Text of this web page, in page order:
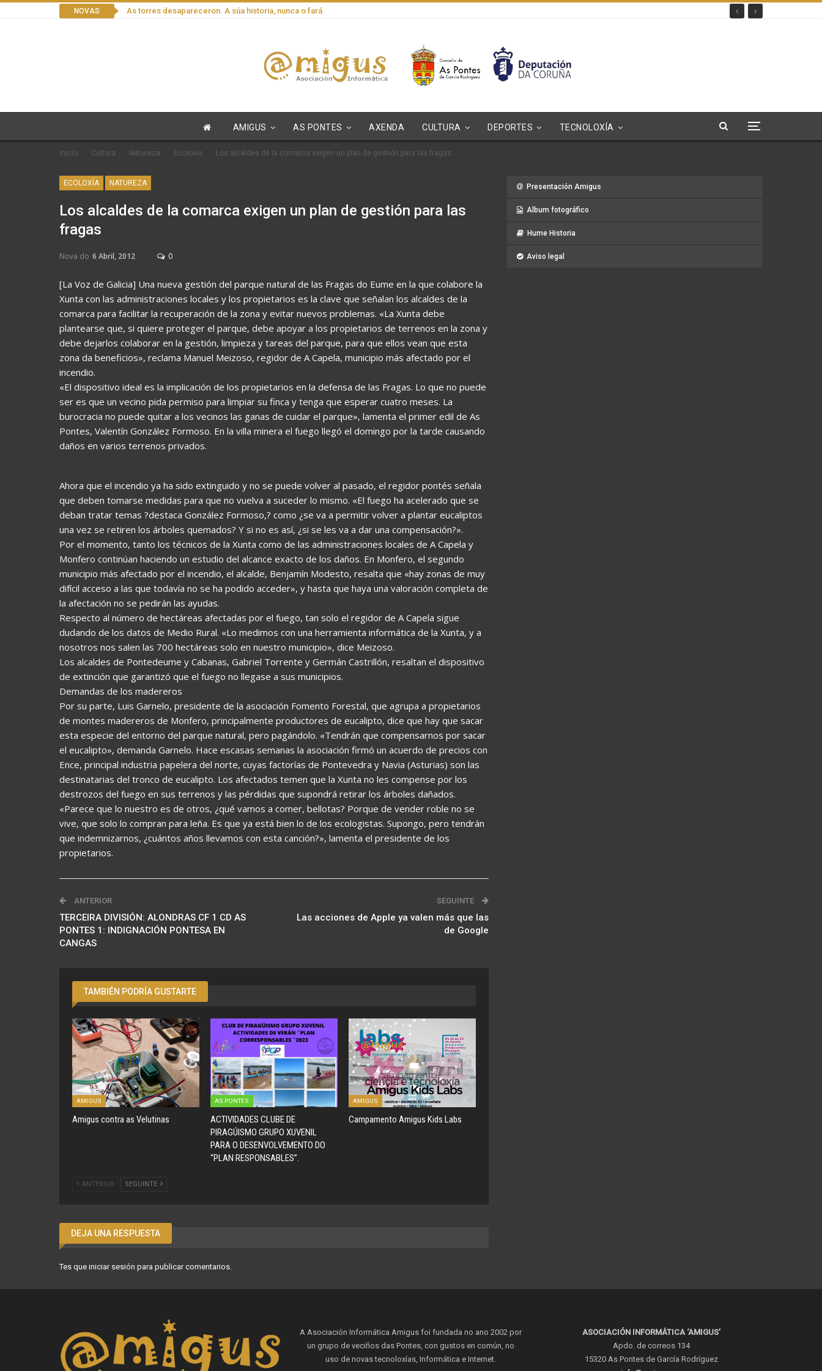
NOVAS As torres desapareceron. A súa historia, nunca o fará
AMIGUS AS PONTES AXENDA CULTURA DEPORTES TECNOLOXÍA
Inicio Cultura Natureza Ecoloxía Los alcaldes de la comarca exigen un plan de gestión para las fragas
ECOLOXÍA NATUREZA
Los alcaldes de la comarca exigen un plan de gestión para las
fragas
Nova do 6 Abril, 2012 0
[La Voz de Galicia] Una nueva gestión del parque natural de las Fragas do Eume en la que colabore la
Xunta con las administraciones locales y los propietarios es la clave que señalan los alcaldes de la
comarca para facilitar la recuperación de la zona y evitar nuevos problemas. «La Xunta debe
plantearse que, si quiere proteger el parque, debe apoyar a los propietarios de terrenos en la zona y
debe dejarlos colaborar en la gestión, limpieza y tareas del parque, para que ellos vean que esta
zona da beneficios», reclama Manuel Meizoso, regidor de A Capela, municipio más afectado por el
incendio.
«El dispositivo ideal es la implicación de los propietarios en la defensa de las Fragas. Lo que no puede
ser es que un vecino pida permiso para limpiar su finca y tenga que esperar cuatro meses. La
burocracia no puede quitar a los vecinos las ganas de cuidar el parque», lamenta el primer edil de As
Pontes, Valentín González Formoso. En la villa minera el fuego llegó el domingo por la tarde causando
daños en varios terrenos privados.
Ahora que el incendio ya ha sido extinguido y no se puede volver al pasado, el regidor pontés señala
que deben tomarse medidas para que no vuelva a suceder lo mismo. «El fuego ha acelerado que se
deban tratar temas ?destaca González Formoso,? como ¿se va a permitir volver a plantar eucaliptos
una vez se retiren los árboles quemados? Y si no es así, ¿si se les va a dar una compensación?».
Por el momento, tanto los técnicos de la Xunta como de las administraciones locales de A Capela y
Monfero continúan haciendo un estudio del alcance exacto de los daños. En Monfero, el segundo
municipio más afectado por el incendio, el alcalde, Benjamín Modesto, resalta que «hay zonas de muy
difícil acceso a las que todavía no se ha podido acceder», y hasta que haya una valoración completa de
la afectación no se pedirán las ayudas.
Respecto al número de hectáreas afectadas por el fuego, tan solo el regidor de A Capela sigue
dudando de los datos de Medio Rural. «Lo medimos con una herramienta informática de la Xunta, y a
nosotros nos salen las 700 hectáreas solo en nuestro municipio», dice Meizoso.
Los alcaldes de Pontedeume y Cabanas, Gabriel Torrente y Germán Castrillón, resaltan el dispositivo
de extinción que garantizó que el fuego no llegase a sus municipios.
Demandas de los madereros
Por su parte, Luis Garnelo, presidente de la asociación Fomento Forestal, que agrupa a propietarios
de montes madereros de Monfero, principalmente productores de eucalipto, dice que hay que sacar
esta especie del entorno del parque natural, pero pagándolo. «Tendrán que compensarnos por sacar
el eucalipto», demanda Garnelo. Hace escasas semanas la asociación firmó un acuerdo de precios con
Ence, principal industria papelera del norte, cuyas factorías de Pontevedra y Navia (Asturias) son las
destinatarias del tronco de eucalipto. Los afectados temen que la Xunta no les compense por los
destrozos del fuego en sus terrenos y las pérdidas que supondrá retirar los árboles dañados.
«Parece que lo nuestro es de otros, ¿qué vamos a comer, bellotas? Porque de vender roble no se
vive, que solo lo compran para leña. Es que ya está bien lo de los ecologistas. Supongo, pero tendrán
que indemnizarnos, ¿cuántos años llevamos con esta canción?», lamenta el presidente de los
propietarios.
ANTERIOR
TERCEIRA DIVISIÓN: ALONDRAS CF 1 CD AS
PONTES 1: INDIGNACIÓN PONTESA EN
CANGAS
SEGUINTE
Las acciones de Apple ya valen más que las
de Google
TAMBIÉN PODRÍA GUSTARTE
AMIGUS
Amigus contra as Velutinas
AS PONTES
ACTIVIDADES CLUBE DE
PIRAGÚISMO GRUPO XUVENIL
PARA O DESENVOLVEMENTO DO
“PLAN RESPONSABLES”.
AMIGUS
Campamento Amigus Kids Labs
ANTERIOR SEGUINTE
DEJA UNA RESPUESTA
Tes que iniciar sesión para publicar comentarios.
Presentación Amigus
Album fotográfico
Hume Historia
Aviso legal
A Asociación Informática Amigus foi fundada no ano 2002 por
un grupo de veciños das Pontes, con gustos en común, no
uso de novas tecnoloxías, Informática e Internet.
ASOCIACIÓN INFORMÁTICA ‘AMIGUS’
Apdo. de correos 134
15320 As Pontes de García Rodríguez